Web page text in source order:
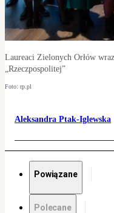
Laureaci Zielonych Orłów
„Rzeczpospolitej”
Foto: rp.pl
Aleksandra Ptak-Iglewska
Powiązane
Polecane